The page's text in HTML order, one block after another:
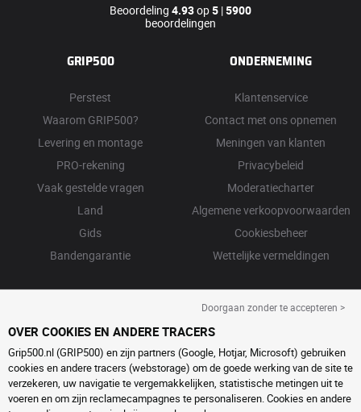
Beoordeling 4.93op5 |5900
beoordelingen
GRIP500
Perstest
Waarom GRIP500?
Levering en montage
PRO-rekening
Vaak gestelde vragen
Land
Gids
Bandengarantie
ONDERNEMING
Klantenservice
Contact met ons opnemen
Meningen van klanten
Privacybeleid
Moderatiecharter
Algemene verkoopvoorwaarden
Cookiesbeheer
Wettelijke vermeldingen
Doorgaan zonder te accepteren >
OVER COOKIES EN ANDERE TRACERS
Grip500.nl (GRIP500) en zijn partners (Google, Hotjar, Microsoft) gebruiken
cookies en andere tracers (webstorage) om de goede werking van de site te
verzekeren, uw navigatie te vergemakkelijken, statistische metingen uit te
voeren en om zijn reclamecampagnes te personaliseren. Cookies en andere